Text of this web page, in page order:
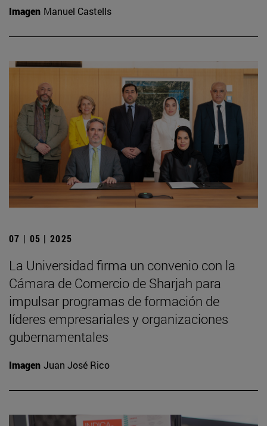
Imagen Manuel Castells
07 | 05 | 2025
La Universidad firma un convenio con la
Cámara de Comercio de Sharjah para
impulsar programas de formación de
líderes empresariales y organizaciones
gubernamentales
Imagen Juan José Rico